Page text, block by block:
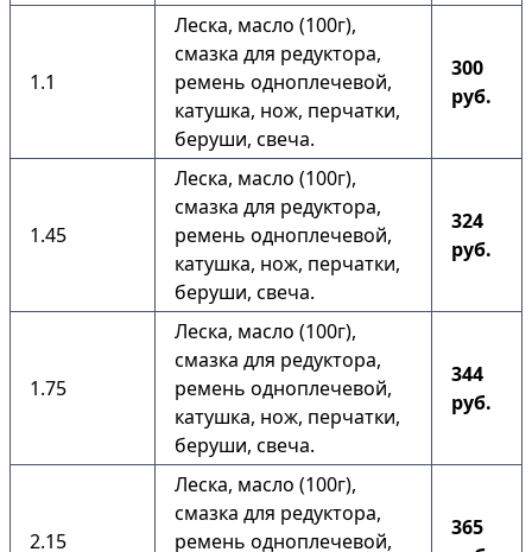
1.1
Леска, масло (100г),
смазка для редуктора,
ремень одноплечевой,
катушка, нож, перчатки,
беруши, свеча.
300
руб.
1.45
Леска, масло (100г),
смазка для редуктора,
ремень одноплечевой,
катушка, нож, перчатки,
беруши, свеча.
324
руб.
1.75
Леска, масло (100г),
смазка для редуктора,
ремень одноплечевой,
катушка, нож, перчатки,
беруши, свеча.
344
руб.
2.15
Леска, масло (100г),
смазка для редуктора,
ремень одноплечевой,
365